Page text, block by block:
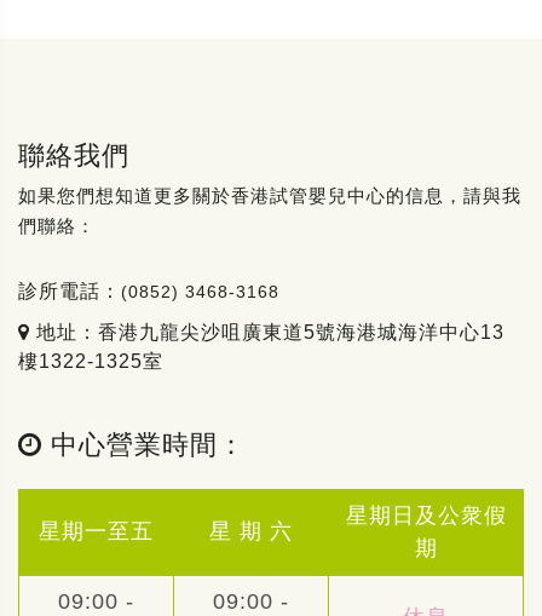
聯絡我們
如果您們想知道更多關於香港試管嬰兒中心的信息，請與我
們聯絡：
診所電話： (0852) 3468-3168
地址：香港九龍尖沙咀廣東道5號海港城海洋中心13
樓1322-1325室
中心營業時間：
星期一至五 星 期 六
星期日及公衆假
期
09:00 - 09:00 -